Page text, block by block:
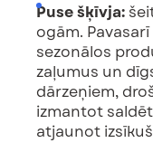
Puse šķīvja:
ogām.
sezonālos
zaļumus un
dārzeņiem,
izmantot
atjaunot